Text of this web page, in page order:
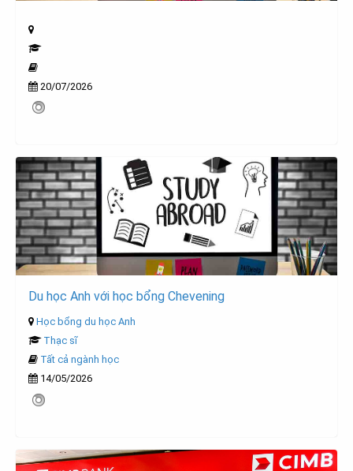
20/07/2026
Du học Anh với học bổng Chevening
Học bổng du học Anh
Thạc sĩ
Tất cả ngành học
14/05/2026